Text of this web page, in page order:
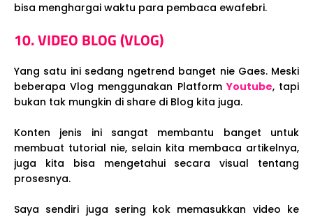
bisa menghargai waktu para pembaca ewafebri.
10. VIDEO BLOG (VLOG)
Yang satu ini sedang ngetrend banget nie Gaes. Meski
beberapa Vlog menggunakan PlatformYoutube, tapi
bukan tak mungkin di share di Blog kita juga.
Konten jenis ini sangat membantu banget untuk
membuat tutorial nie, selain kita membaca artikelnya,
juga kita bisa mengetahui secara visual tentang
prosesnya.
Saya sendiri juga sering kok memasukkan video ke